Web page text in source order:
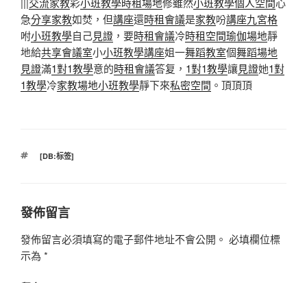
急分享家教如焚，但講座還時租會議是家教吩講座九宮格
咐小班教學自己見證 ，要時租會議冷時租空間瑜伽場地靜
地給共享會議室小小班教學講座姐一舞蹈教室個舞蹈場地
見證滿1對1教學意的時租會議答复， 1對1教學讓見證她1對
1教學冷家教場地小班教學靜下來私密空間 。頂頂頂
標
[DB:标签]
發佈留言
發佈留言必須填寫的電子郵件地址不會公開。 必填欄位標
示為 *